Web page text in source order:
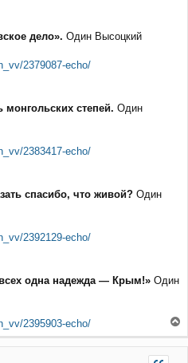
дело». Один Высоцкий
2379087-echo/
монгольских степей. Один
2383417-echo/
спасибо, что живой? Один
2392129-echo/
одна надежда — Крым!» Один
2395903-echo/
о
г